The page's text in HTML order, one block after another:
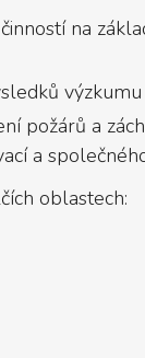
na
požárů a
a
oblastech: